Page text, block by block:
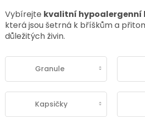
Vybírejte kvalitní hypoalergenní
která jsou šetrná k bříškům a
důležitých živin.
Granule
Kapsičky